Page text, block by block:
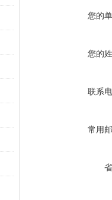
您的
您的
联系
常用